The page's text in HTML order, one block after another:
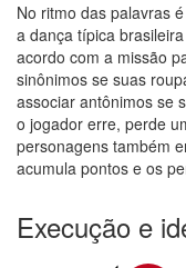
No ritmo das palavras
a dança típica
acordo com a missão
sinônimos se suas
associar antônimos se
o jogador erre, perde
personagens também
acumula pontos e os
Execução e